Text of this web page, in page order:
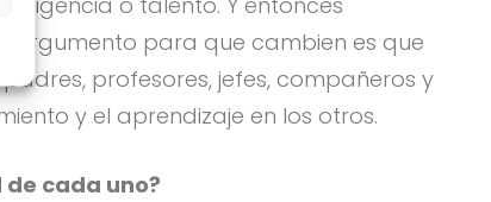
argumento para que cambien es que
profesores, jefes, compañeros y
y el aprendizaje en los otros.
cada uno?